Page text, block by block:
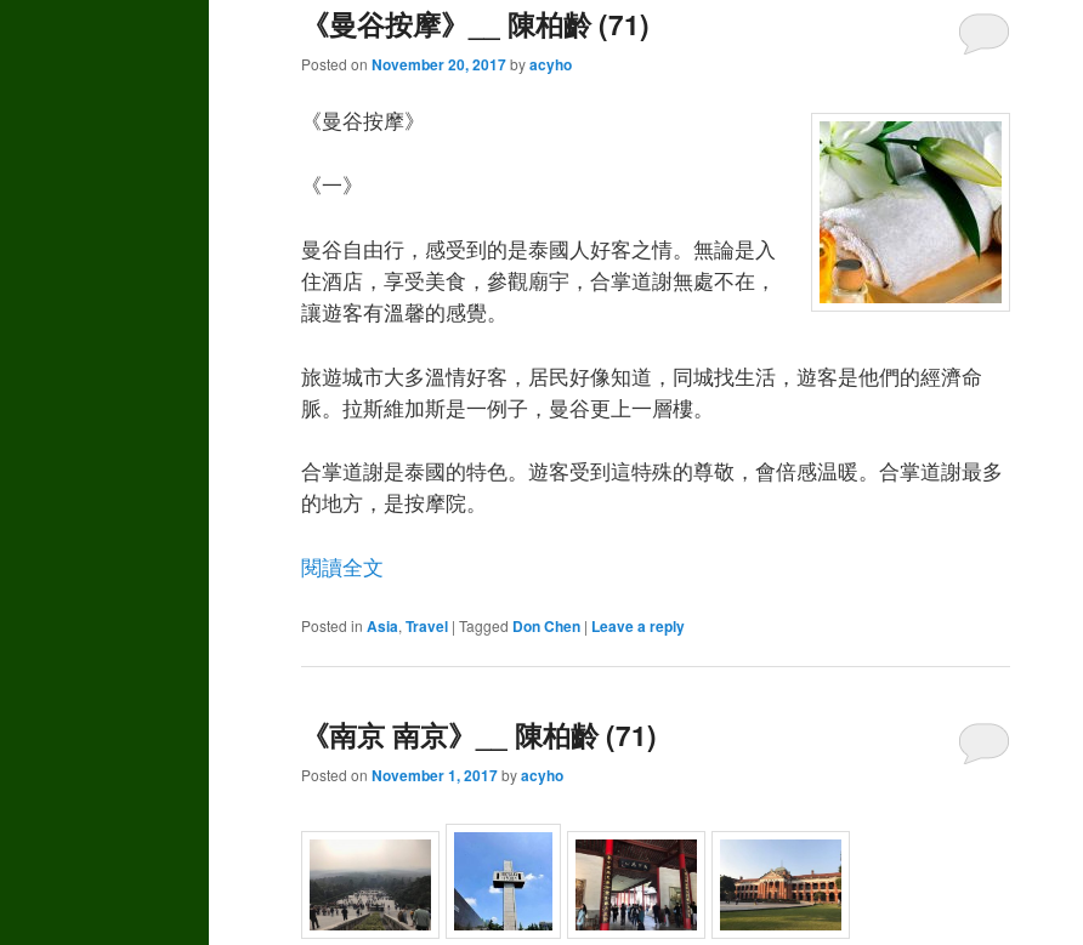
《曼谷按摩》__ 陳柏齡 (71)
Posted on November 20, 2017byacyho
《曼谷按摩》
《一》
曼谷自由行，感受到的是泰國人好客之情。無論是入
住酒店，享受美食，參觀廟宇，合掌道謝無處不在，
讓遊客有溫馨的感覺。
旅遊城市大多溫情好客，居民好像知道，同城找生活，遊客是他們的經濟命
脈。拉斯維加斯是一例子，曼谷更上一層樓。
合掌道謝是泰國的特色。遊客受到這特殊的尊敬，會倍感温暖。合掌道謝最多
的地方，是按摩院。
閱讀全文
Posted in Asia, Travel | Tagged Don Chen | Leave a reply
《南京 南京》__ 陳柏齡 (71)
Posted on November 1, 2017byacyho